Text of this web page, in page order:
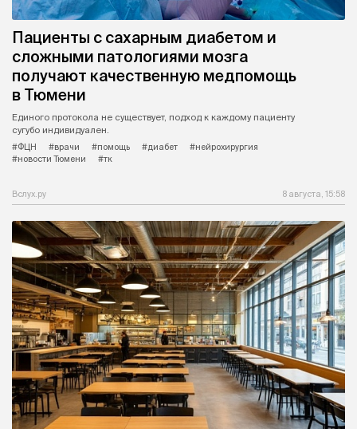
Пациенты с сахарным диабетом и
сложными патологиями мозга
получают качественную медпомощь
в Тюмени
Единого протокола не существует, подход к каждому пациенту
сугубо индивидуален.
#ФЦН
#врачи #помощь #диабет
#нейрохирургия
#новости Тюмени
#тк
Вслух.ру 8 августа, 15:58